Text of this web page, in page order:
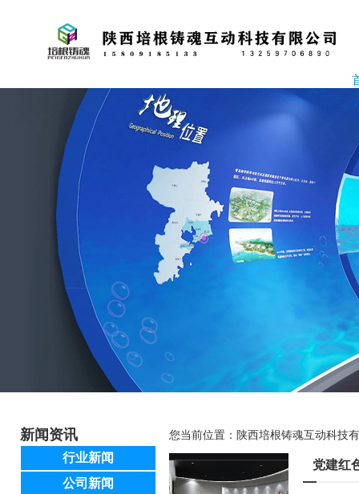
您当前位置： 陕西培根铸魂互动科技
新闻资讯
行业新闻
公司新闻
党建红